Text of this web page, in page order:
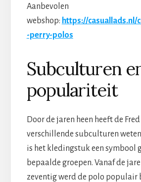
Aanbevolen
webshop: https://
-perry-polos
Subculturen
populariteit
Door de jaren heen heeft de
verschillende subculturen
is het kledingstuk een symbool
bepaalde groepen. Vanaf de
zeventig werd de polo populair